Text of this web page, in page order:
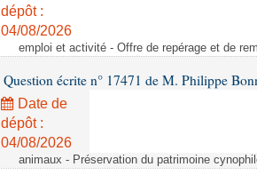
dépôt :
04/08/2026
emploi et activité - Offre de repérage et de
Question écrite n° 17471 de M. Philippe
Date de
dépôt :
04/08/2026
animaux - Préservation du patrimoine